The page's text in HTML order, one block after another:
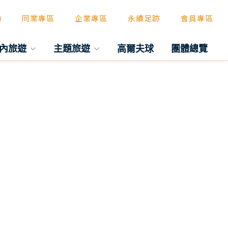
同業專區 企業專區 永續足跡 會員專區
旅遊 主題旅遊 高爾夫球 團體總覽